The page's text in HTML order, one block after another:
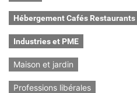
Hébergement Cafés Restaurants
Industries et PME
Maison et jardin
Professions libérales